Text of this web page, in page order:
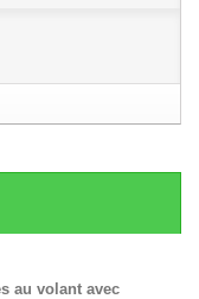
au volant avec